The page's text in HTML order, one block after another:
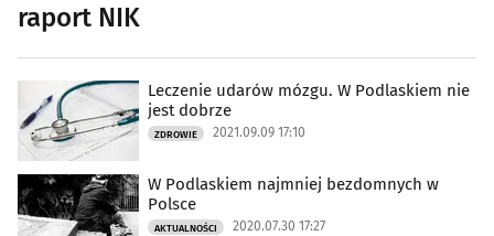
raport NIK
Leczenie udarów mózgu. W Podlaskiem nie
jest dobrze
ZDROWIE 2021.09.09 17:10
W Podlaskiem najmniej bezdomnych w
Polsce
AKTUALNOŚCI 2020.07.30 17:27